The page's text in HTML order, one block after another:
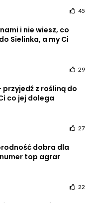
45
i nie wiesz, co
Sielinka, a my Ci
29
z rośliną do
co jej dolega
27
dobra dla
top agrar
22